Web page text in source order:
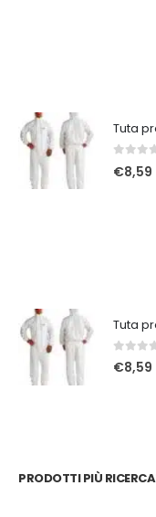
Tuta
Su 5
€8,59
Tuta
0Su 5
€8,59
PRODOTTI PIÙ